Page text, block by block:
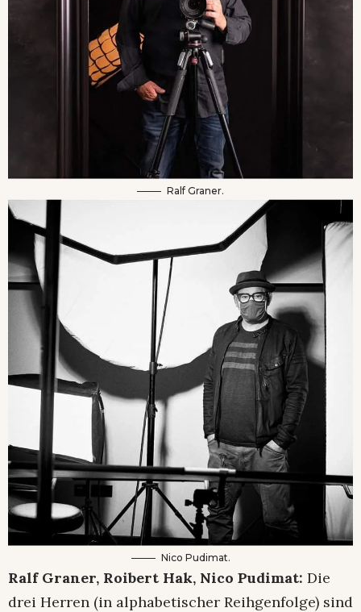
Ralf Graner.
Nico Pudimat.
Ralf Graner, Roibert Hak, Nico Pudimat: Die
drei Herren (in alphabetischer Reihgenfolge) sind